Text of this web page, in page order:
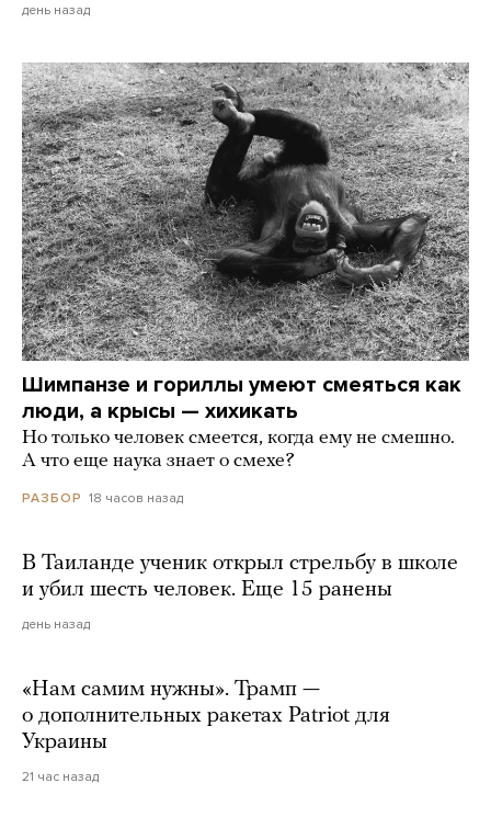
день назад
Шимпанзе и гориллы умеют смеяться как
люди, а крысы — хихикать
Но только человек смеется, когда ему не смешно.
А что еще наука знает о смехе?
РАЗБОР 18 часов назад
В Таиланде ученик открыл стрельбу в школе
и убил шесть человек. Еще 15 ранены
день назад
«Нам самим нужны». Трамп —
о дополнительных ракетах Patriot для
Украины
21 час назад